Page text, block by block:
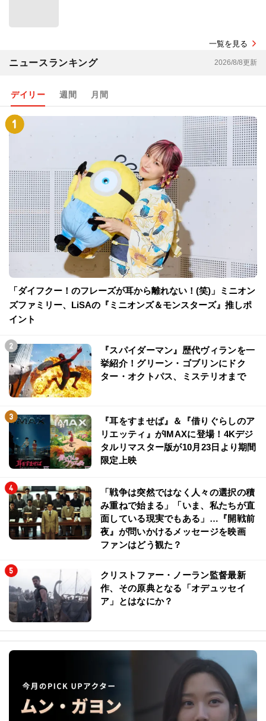
一覧を見る
ニュースランキング 2026/8/8更新
デイリー 週間 月間
「ダイフクー！のフレーズが耳から離れない！(笑)」ミニオン
ズファミリー、LiSAの『ミニオンズ＆モンスターズ』推しポ
イント
『スパイダーマン』歴代ヴィランを一
挙紹介！グリーン・ゴブリンにドク
ター・オクトパス、ミステリオまで
『耳をすませば』＆『借りぐらしのア
リエッティ』がIMAXに登場！4Kデジ
タルリマスター版が10月23日より期間
限定上映
「戦争は突然ではなく人々の選択の積
み重ねで始まる」「いま、私たちが直
面している現実でもある」…『開戦前
夜』が問いかけるメッセージを映画
ファンはどう観た？
クリストファー・ノーラン監督最新
作、その原典となる「オデュッセイ
ア」とはなにか？